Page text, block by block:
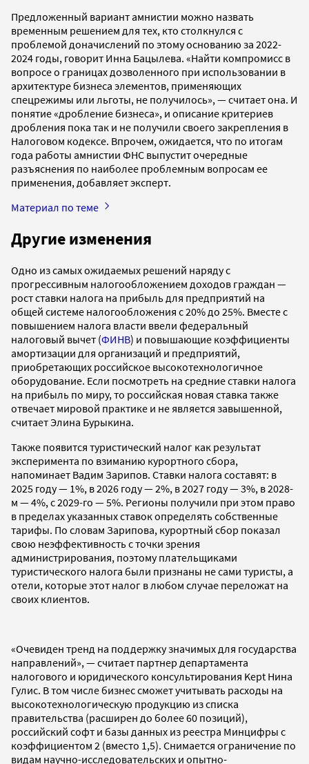
Предложенный вариант амнистии можно назвать
временным решением для тех, кто столкнулся с
проблемой доначислений по этому основанию за 2022-
2024 годы, говорит Инна Бацылева. «Найти компромисс в
вопросе о границах дозволенного при использовании в
архитектуре бизнеса элементов, применяющих
спецрежимы или льготы, не получилось», — считает она. И
понятие «дробление бизнеса», и описание критериев
дробления пока так и не получили своего закрепления в
Налоговом кодексе. Впрочем, ожидается, что по итогам
года работы амнистии ФНС выпустит очередные
разъяснения по наиболее проблемным вопросам ее
применения, добавляет эксперт.
Материал по теме
Другие изменения
Одно из самых ожидаемых решений наряду с
прогрессивным налогообложением доходов граждан —
рост ставки налога на прибыль для предприятий на
общей системе налогообложения с 20% до 25%. Вместе с
повышением налога власти ввели федеральный
налоговый вычет (ФИНВ) и повышающие коэффициенты
амортизации для организаций и предприятий,
приобретающих российское высокотехнологичное
оборудование. Если посмотреть на средние ставки налога
на прибыль по миру, то российская новая ставка также
отвечает мировой практике и не является завышенной,
считает Элина Бурыкина.
Также появится туристический налог как результат
эксперимента по взиманию курортного сбора,
напоминает Вадим Зарипов. Ставки налога составят: в
2025 году — 1%, в 2026 году — 2%, в 2027 году — 3%, в 2028-
м — 4%, с 2029-го — 5%. Регионы получили при этом право
в пределах указанных ставок определять собственные
тарифы. По словам Зарипова, курортный сбор показал
свою неэффективность с точки зрения
администрирования, поэтому плательщиками
туристического налога были признаны не сами туристы, а
отели, которые этот налог в любом случае переложат на
своих клиентов.
«Очевиден тренд на поддержку значимых для государства
направлений», — считает партнер департамента
налогового и юридического консультирования Kept Нина
Гулис. В том числе бизнес сможет учитывать расходы на
высокотехнологическую продукцию из списка
правительства (расширен до более 60 позиций),
российский софт и базы данных из реестра Минцифры с
коэффициентом 2 (вместо 1,5). Снимается ограничение по
видам научно-исследовательских и опытно-